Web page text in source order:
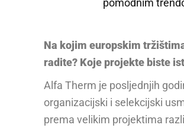
pomodnim
Na kojim europskim
radite? Koje projekte biste
Alfa Therm je posljednjih
organizacijski i selekcijski
prema velikim projektima